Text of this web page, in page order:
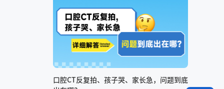
口腔CT反复拍、孩子哭、家长急，问题到底